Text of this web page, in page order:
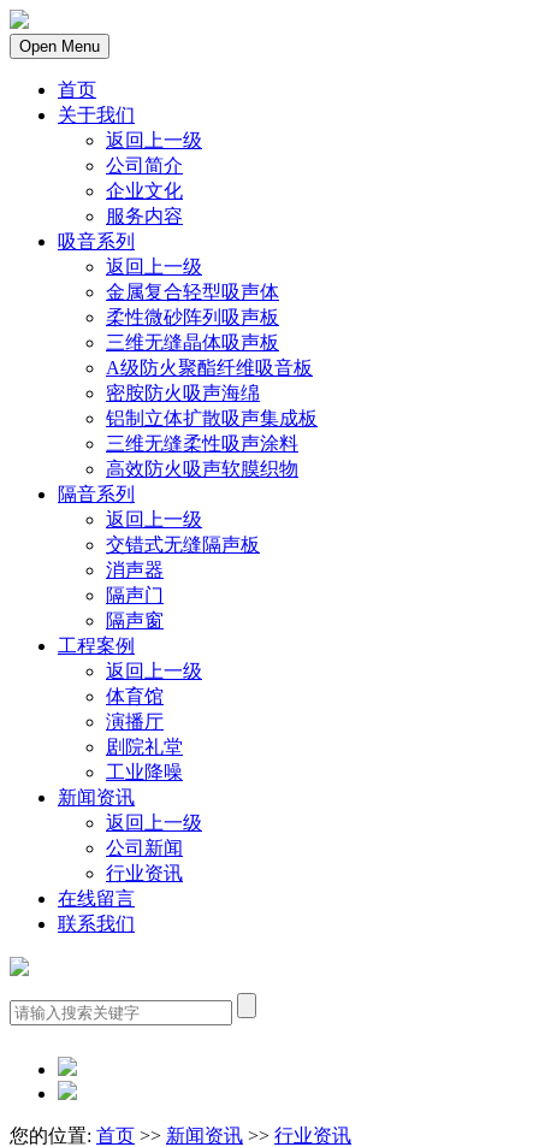
Open Menu
首页
关于我们
返回上一级
公司简介
企业文化
服务内容
吸音系列
返回上一级
金属复合轻型吸声体
柔性微砂阵列吸声板
三维无缝晶体吸声板
A级防火聚酯纤维吸音板
密胺防火吸声海绵
铝制立体扩散吸声集成板
三维无缝柔性吸声涂料
高效防火吸声软膜织物
隔音系列
返回上一级
交错式无缝隔声板
消声器
隔声门
隔声窗
工程案例
返回上一级
体育馆
演播厅
剧院礼堂
工业降噪
新闻资讯
返回上一级
公司新闻
行业资讯
在线留言
联系我们
您的位置: 首页 >> 新闻资讯 >> 行业资讯